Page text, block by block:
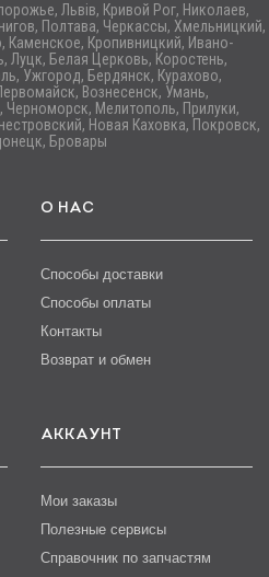
Львів, Кривой Рог, Николаев,
Полтава, Черкассы, Хмельницкий,
Кропивницкий, Ивано-
Луцк, Белая Церковь, Коростень,
Ужгород, Бердянск, Курахово,
Вознесенск, Умань,
Мелитополь, Прилуки,
Новая Каховка, Покровск,
Бровары
О НАС
Способы доставки
Способы оплаты
Контакты
Возврат и обмен
АККАУНТ
Мои заказы
Полезные сервисы
Справочник по запчастям